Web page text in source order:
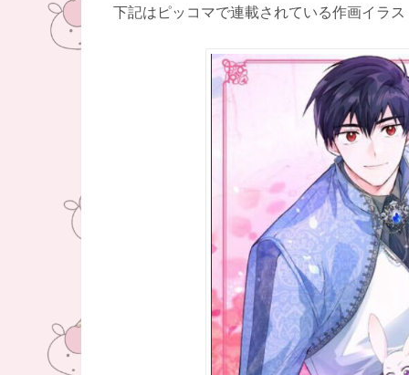
下記はピッコマで連載されている作画イラ